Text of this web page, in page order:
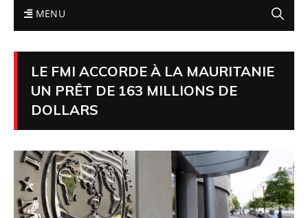
MENU
LE FMI ACCORDE À LA MAURITANIE
UN PRÊT DE 163 MILLIONS DE
DOLLARS